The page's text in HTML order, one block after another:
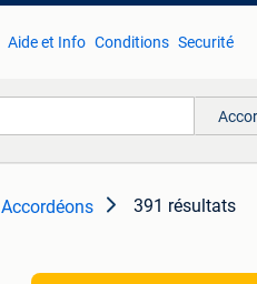
Aide et Info Conditions Securité
Accordéons 391 résultats